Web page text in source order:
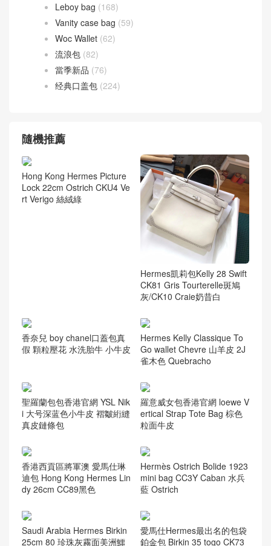
Leboy bag (168)
Vanity case bag (59)
Woc Wallet (62)
流浪包 (82)
當季新品 (76)
经典口盖包 (224)
隨機推薦
Hong Kong Hermes Picture
Lock 22cm Ostrich CKU4 Ve
rt Verigo 絲絨綠
Hermes凱莉包Kelly 28 Swift
CK81 Gris Tourterelle斑鳩
灰/CK10 Craie奶昔白
香奈兒 boy chanel口蓋包真
假 顆粒壓花 水洗胎牛 小牛皮
Hermes Kelly Classique To
Go wallet Chevre 山羊皮 2J
雀木色 Quebracho
聖羅蘭包包香港官網 YSL Nik
i 大号深蓝色小牛皮 褶皺絎縫
真皮鏈條包
羅意威女包香港官網 loewe V
ertical Strap Tote Bag 棕色
粒面牛皮
香港西貢區將軍澳 愛馬仕琳
迪包 Hong Kong Hermes Lin
dy 26cm CC89黑色
Hermès Ostrich Bolide 1923
mini bag CC3Y Caban 水兵
藍 Ostrich
Saudi Arabia Hermes Birkin
25cm 80 珍珠灰霧面美洲鱷
愛馬仕Hermes最出名的包袋
鉑金包 Birkin 35 togo CK73